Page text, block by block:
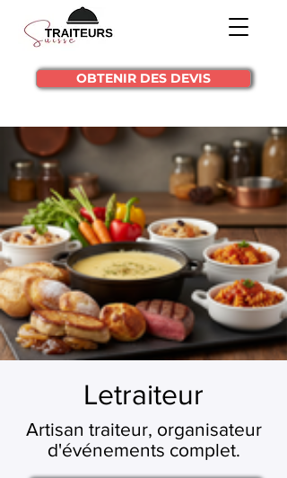
OBTENIR DES DEVIS
Letraiteur
Artisan traiteur, organisateur
d'événements complet.